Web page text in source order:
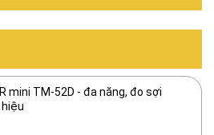
mini TM-52D - đa năng, đo sợi